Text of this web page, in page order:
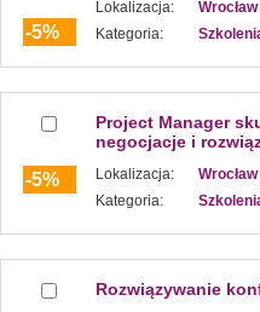
-5%
Lokalizacja:
Wrocław
Kategoria:
-5%
Project Manager
negocjacje i
Lokalizacja:
Wrocław
Kategoria:
Rozwiązywanie